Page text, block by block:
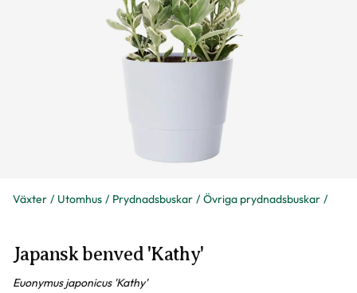
Växter Utomhus Prydnadsbuskar Övriga prydnadsbuskar
Japansk benved 'Kathy'
Euonymus japonicus 'Kathy'